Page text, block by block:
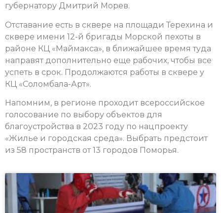
губернатору Дмитрий Морев.
Отставание есть в сквере на площади Терехина и
сквере имени 12-й бригады Морской пехоты в
районе КЦ «Маймакса», в ближайшее время туда
направят дополнительно еще рабочих, чтобы все
успеть в срок. Продолжаются работы в сквере у
КЦ «Соломбала-Арт».
Напомним, в регионе проходит всероссийское
голосование по выбору объектов для
благоустройства в 2023 году по нацпроекту
«Жилье и городская среда». Выбрать предстоит
из 58 пространств от 13 городов Поморья.